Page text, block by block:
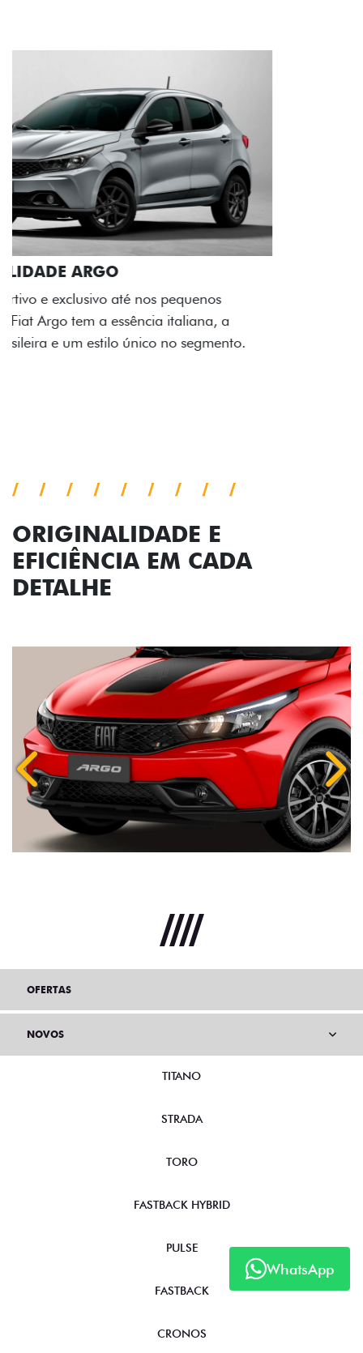
ACABAMENTO E DESIGN INTERNO
A flag italiana e o novo logo Fiat também aparecem
no interior do carro, que possui acabamento
impecável e detalhes escurecidos.
ORIGINALIDADE E
EFICIÊNCIA EM CADA
DETALHE
Anterior
WhatsApp
OFERTAS
NOVOS
TITANO
STRADA
TORO
FASTBACK HYBRID
PULSE
FASTBACK
CRONOS